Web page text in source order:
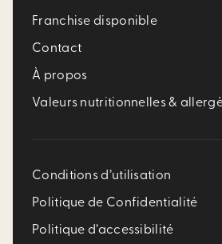
Franchise disponible
Contact
À propos
Valeurs nutritionnelles &
Conditions d’utilisation
Politique de Confidentialité
Politique d’accessibilité